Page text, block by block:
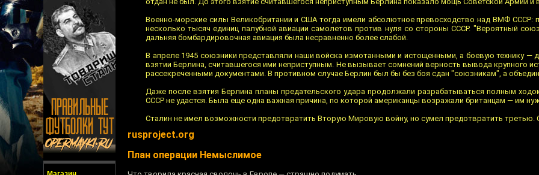
Военно-морские силы Великобритании и США тогда имели абсолютное превосходство над ВМФ
несколько тысяч единиц палубной авиации самолетов против нуля со стороны СССР. "Вероятный
дальняя бомбардировочная авиация была несравненно более слабой.
В апреле 1945 союзники представляли наши войска измотанными и истощенными, а боевую технику
взятии Берлина, считавшегося ими неприступным. Не вызывает сомнений верность вывода
рассекреченными документами. В противном случае Берлин был бы без боя сдан "союзникам", а
Даже после взятия Берлина планы предательского удара продолжали разрабатываться полным
СССР не удастся. Была еще одна важная причина, по которой американцы возражали британцам — им
Сталин не имел возможности предотвратить Вторую Мировую войну, но сумел предотвратить третью.
rusproject.org
План операции Немыслимое